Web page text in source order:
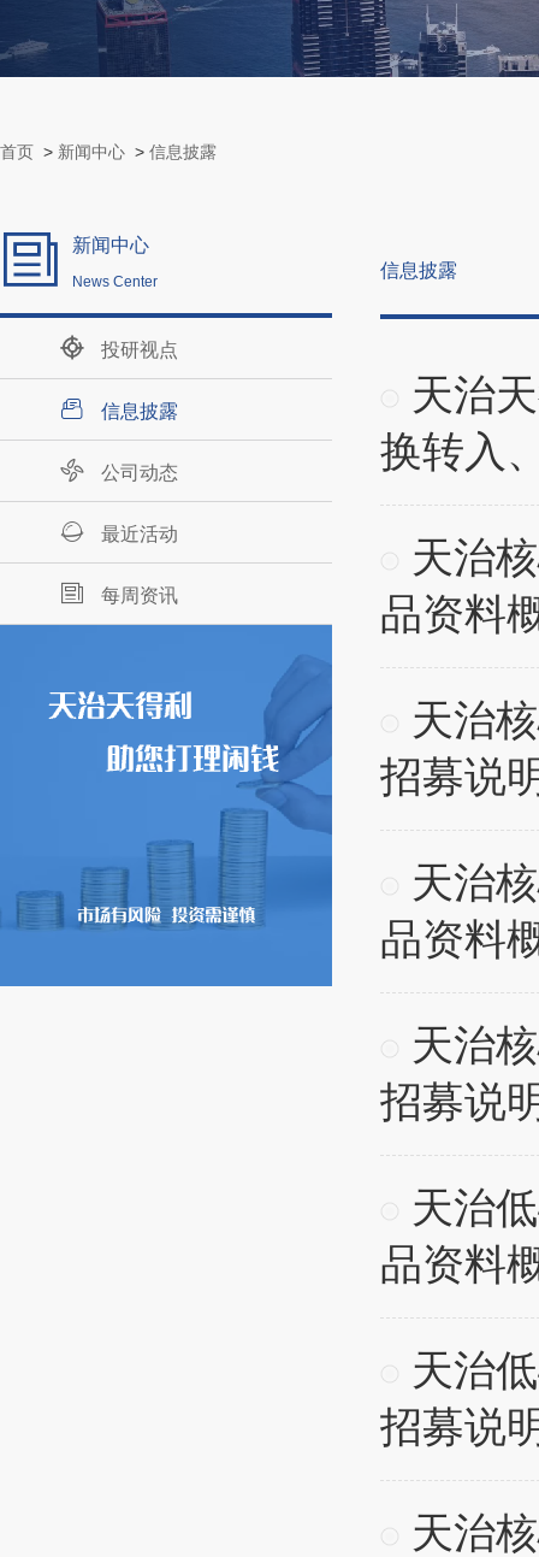
首页 > 新闻中心 > 信息披露
新闻中心
News Center
投研视点
信息披露
公司动态
最近活动
每周资讯
信息披露
天治
换转入
天治
品资料
天治
招募说
天治
品资料
天治
招募说
天治
品资料
天治
招募说
天治